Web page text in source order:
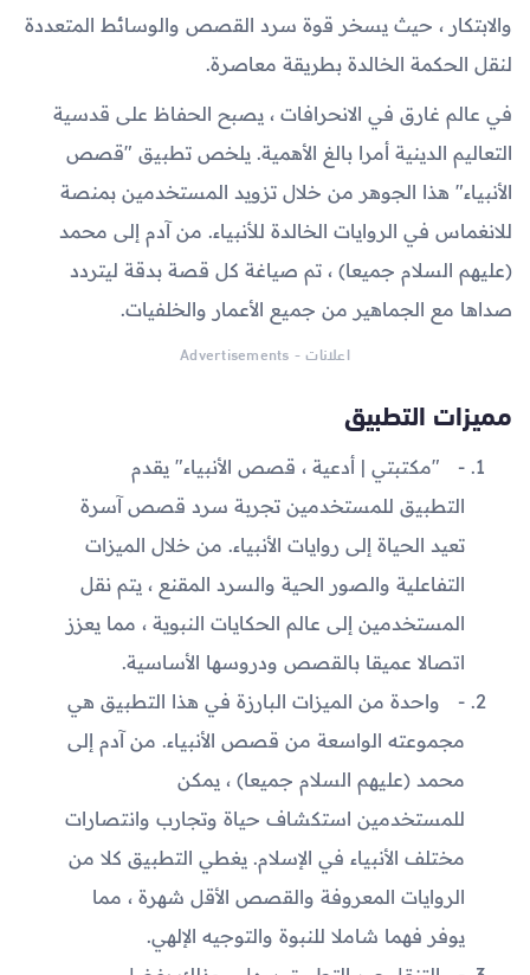
والابتكار ، حيث يسخر قوة سرد القصص والوسائط المتعددة
لنقل الحكمة الخالدة بطريقة معاصرة.
في عالم غارق في الانحرافات ، يصبح الحفاظ على قدسية
التعاليم الدينية أمرا بالغ الأهمية. يلخص تطبيق "قصص
الأنبياء" هذا الجوهر من خلال تزويد المستخدمين بمنصة
للانغماس في الروايات الخالدة للأنبياء. من آدم إلى محمد
(عليهم السلام جميعا) ، تم صياغة كل قصة بدقة ليتردد
صداها مع الجماهير من جميع الأعمار والخلفيات.
اعلانات - Advertisements
مميزات التطبيق
"مكتبتي | أدعية ، قصص الأنبياء" يقدم
التطبيق للمستخدمين تجربة سرد قصص آسرة
تعيد الحياة إلى روايات الأنبياء. من خلال الميزات
التفاعلية والصور الحية والسرد المقنع ، يتم نقل
المستخدمين إلى عالم الحكايات النبوية ، مما يعزز
اتصالا عميقا بالقصص ودروسها الأساسية.
واحدة من الميزات البارزة في هذا التطبيق هي
مجموعته الواسعة من قصص الأنبياء. من آدم إلى
محمد (عليهم السلام جميعا) ، يمكن
للمستخدمين استكشاف حياة وتجارب وانتصارات
مختلف الأنبياء في الإسلام. يغطي التطبيق كلا من
الروايات المعروفة والقصص الأقل شهرة ، مما
يوفر فهما شاملا للنبوة والتوجيه الإلهي.